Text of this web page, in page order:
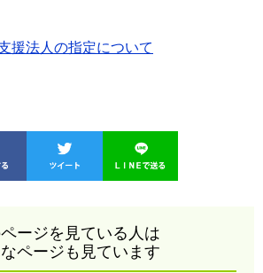
援法人の指定について
ージを見ている人は
ページも見ています